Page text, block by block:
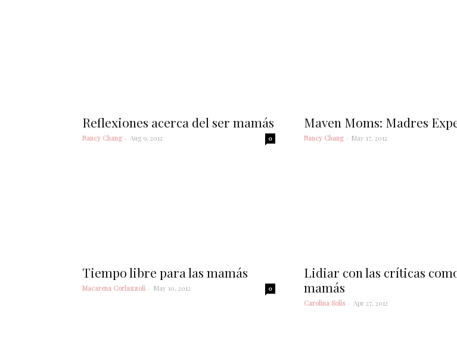
Reflexiones acerca del ser mamás
Nancy Chang - Aug 9, 2012 0
Maven Moms: Madres
Nancy Chang - May 17, 2012
Tiempo libre para las mamás
Macarena Corlazzoli - May 10, 2012 0
Lidiar con las críticas
mamás
Carolina Solís - Apr 27, 2012